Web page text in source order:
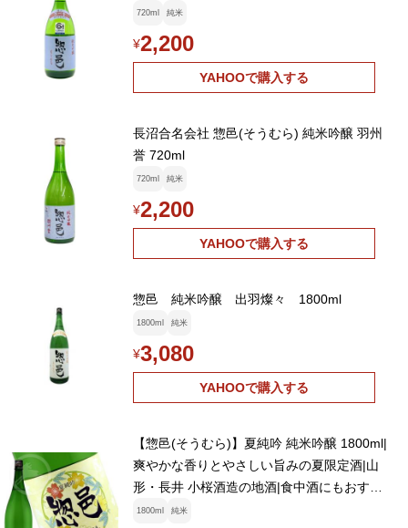
720ml 純米
¥2,200
YAHOOで購入する
長沼合名会社 惣邑(そうむら) 純米吟醸 羽州
誉 720ml
720ml 純米
¥2,200
YAHOOで購入する
惣邑 純米吟醸 出羽燦々 1800ml
1800ml 純米
¥3,080
YAHOOで購入する
【惣邑(そうむら)】夏純吟 純米吟醸 1800ml|
爽やかな香りとやさしい旨みの夏限定酒|山
形・長井 小桜酒造の地酒|食中酒にもおすす
め
1800ml 純米